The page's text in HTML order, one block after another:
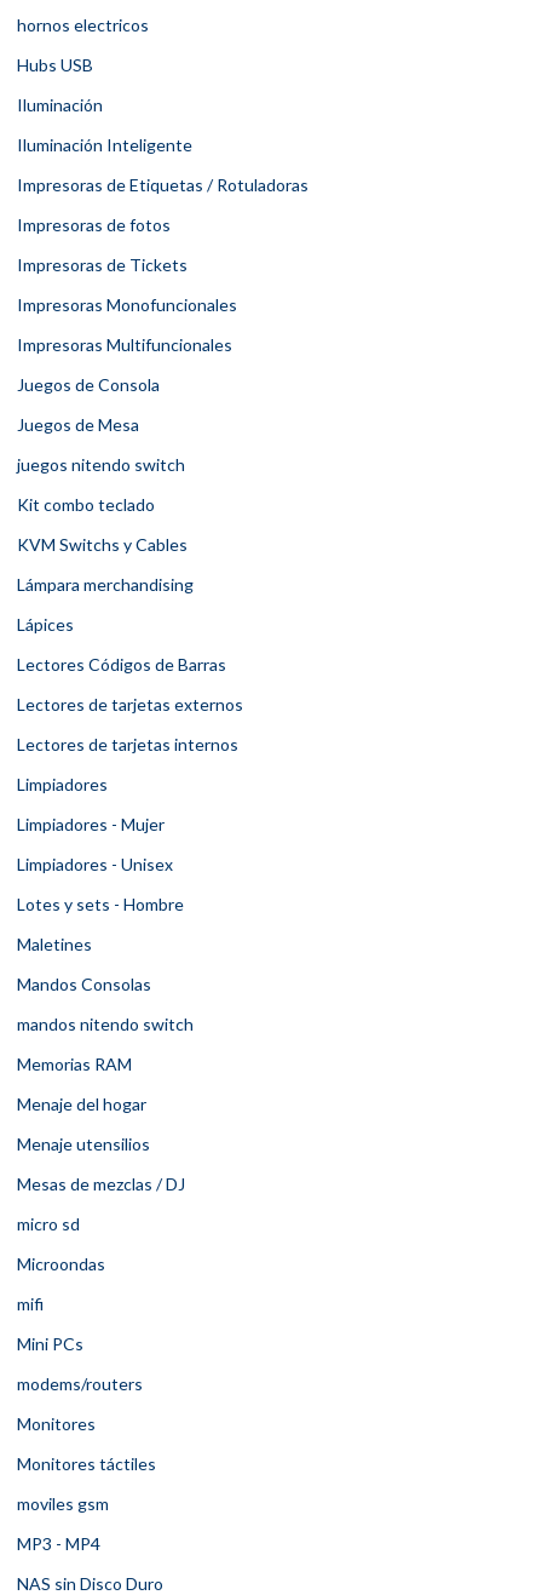
hornos electricos
Hubs USB
Iluminación
Iluminación Inteligente
Impresoras de Etiquetas / Rotuladoras
Impresoras de fotos
Impresoras de Tickets
Impresoras Monofuncionales
Impresoras Multifuncionales
Juegos de Consola
Juegos de Mesa
juegos nitendo switch
Kit combo teclado
KVM Switchs y Cables
Lámpara merchandising
Lápices
Lectores Códigos de Barras
Lectores de tarjetas externos
Lectores de tarjetas internos
Limpiadores
Limpiadores - Mujer
Limpiadores - Unisex
Lotes y sets - Hombre
Maletines
Mandos Consolas
mandos nitendo switch
Memorias RAM
Menaje del hogar
Menaje utensilios
Mesas de mezclas / DJ
micro sd
Microondas
mifi
Mini PCs
modems/routers
Monitores
Monitores táctiles
moviles gsm
MP3 - MP4
NAS sin Disco Duro